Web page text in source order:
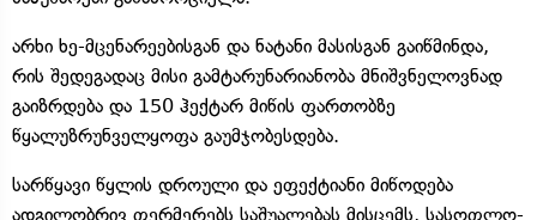
არხი ხე-მცენარეებისგან და ნატანი მასისგან გაიწმინდა,
რის შედეგადაც მისი გამტარუნარიანობა მნიშვნელოვნად
გაიზრდება და 150 ჰექტარ მიწის ფართობზე
წყალუზრუნველყოფა გაუმჯობესდება.
სარწყავი წყლის დროული და ეფექტიანი მიწოდება
ადგილობრივ ფერმერებს საშუალებას მისცემს, სასოფლო-